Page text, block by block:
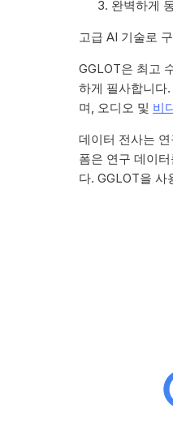
완벽하게
고급 AI 기술로
GGLOT은 최고
하게 필사합니다
며, 오디오 및 비
데이터 전사는
폼은 연구 데이
다. GGLOT을 사